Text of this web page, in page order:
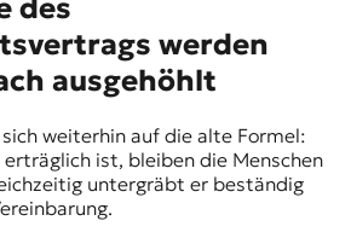
des
werden
ausgehöhlt
weiterhin auf die alte Formel:
erträglich ist, bleiben die Menschen
untergräbt er beständig